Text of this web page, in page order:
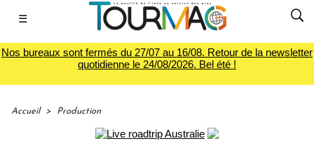
☰
Nos bureaux sont fermés du 27/07 au 16/08. Retour de la newsletter
quotidienne le 24/08/2026. Bel été !
Accueil > Production